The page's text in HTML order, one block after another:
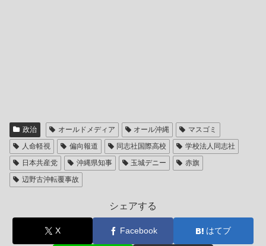
政治 オールドメディア オール沖縄
マスゴミ
人命軽視
偏向報道 同志社国際高校
学校法人同志社
日本共産党
沖縄県知事 玉城デニー
赤旗
辺野古沖転覆事故
シェアする
X Facebook はてブ